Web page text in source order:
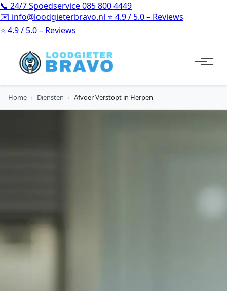
📞 24/7 Spoedservice085 800 4449
✉️ info@loodgieterbravo.nl ⭐ 4.9 / 5.0 – Reviews
⭐ 4.9 / 5.0 – Reviews
Home › Diensten › Afvoer Verstopt in Herpen